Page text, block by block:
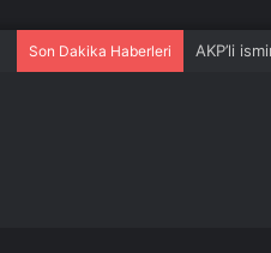
Son Dakika Haberleri AKP’li